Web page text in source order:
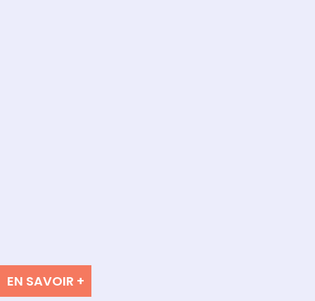
EN SAVOIR +